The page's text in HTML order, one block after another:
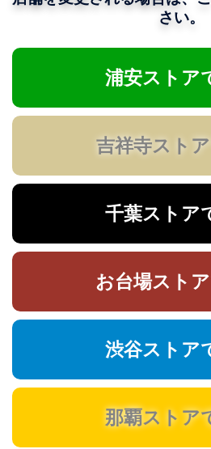
さい。
浦安ストア
吉祥寺スト
千葉ストア
お台場スト
渋谷ストア
那覇ストア